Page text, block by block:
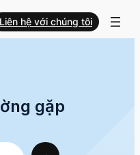
Liên hệ với chúng tôi
gặp